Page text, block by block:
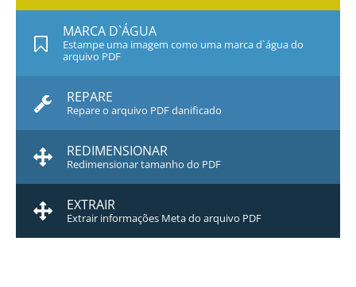
MARCA D`ÁGUA
Estampe uma imagem como uma marca d`água do
arquivo PDF
REPARE
Repare o arquivo PDF danificado
REDIMENSIONAR
Redimensionar tamanho do PDF
EXTRAIR
Extrair informações Meta do arquivo PDF